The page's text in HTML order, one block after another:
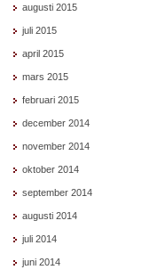
augusti 2015
juli 2015
april 2015
mars 2015
februari 2015
december 2014
november 2014
oktober 2014
september 2014
augusti 2014
juli 2014
juni 2014